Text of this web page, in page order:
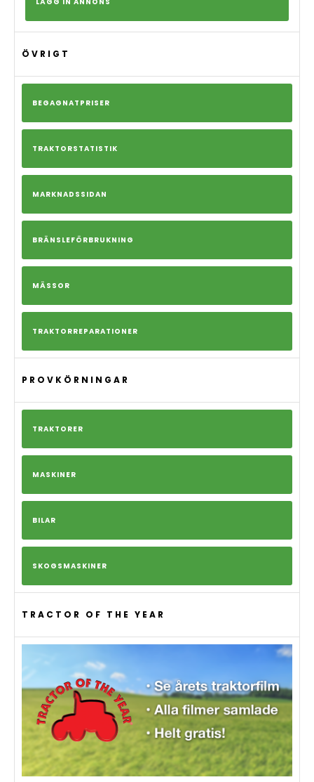
ÖVRIGT
BEGAGNATPRISER
TRAKTORSTATISTIK
MARKNADSSIDAN
BRÄNSLEFÖRBRUKNING
MÄSSOR
TRAKTORREPARATIONER
PROVKÖRNINGAR
TRAKTORER
MASKINER
BILAR
SKOGSMASKINER
TRACTOR OF THE YEAR